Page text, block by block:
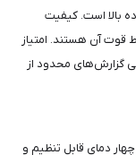
بالا است. کیفیت
قوت آن هستند. امتیاز
گزارش‌های محدود از
چهار دمای قابل تنظیم و